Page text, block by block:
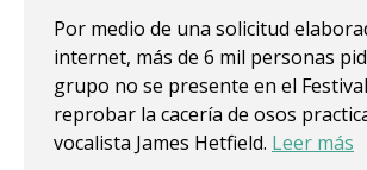
Por medio de una solicitud
internet, más de 6 mil personas
grupo no se presente en el
reprobar la cacería de osos
vocalista James Hetfield. Leer más